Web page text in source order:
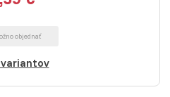
objednať